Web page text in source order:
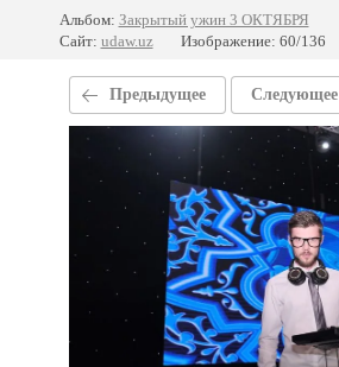
Альбом: Закрытый ужин 3 ОКТЯБРЯ
Сайт: udaw.uz Изображение: 60/136
Предыдущее Следующее